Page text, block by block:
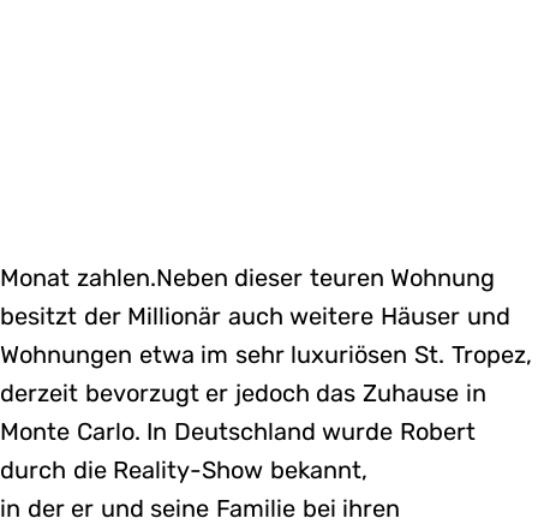
Monat zahlen.Neben dieser teuren Wohnung
besitzt der Millionär auch weitere Häuser und
Wohnungen etwa im sehr luxuriösen St. Tropez,
derzeit bevorzugt er jedoch das Zuhause in
Monte Carlo. In Deutschland wurde Robert
durch die Reality-Show bekannt,
in der er und seine Familie bei ihren